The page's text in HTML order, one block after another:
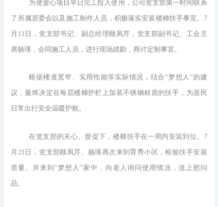
为使爱心项目早日完工投入使用，公司党支部第一时间联系
了所属居委会以及施工制作人员，积极落实安装楼梯扶手事宜。7
月11日，党支部书记、副总经理顾凤芹，党支部副书记、工会主
席杨瑛，会同施工人员，进行现场踏勘，商讨定制事宜。
根据楼道宽窄、实用性能等实际情况，结合“梦想人”的建
议，最终决定在每层楼梯护栏上加装不锈钢材质的扶手，为居民
日常出行安全温暖护航。
在党支部的关心、督促下，楼梯扶手在一周内安装到位。7
月21日，党支部顾凤芹、杨瑛再次来到育秀小区，检验扶手安装
质量。并来到“梦想人”家中，向老人询问使用情况，送上慰问
品。